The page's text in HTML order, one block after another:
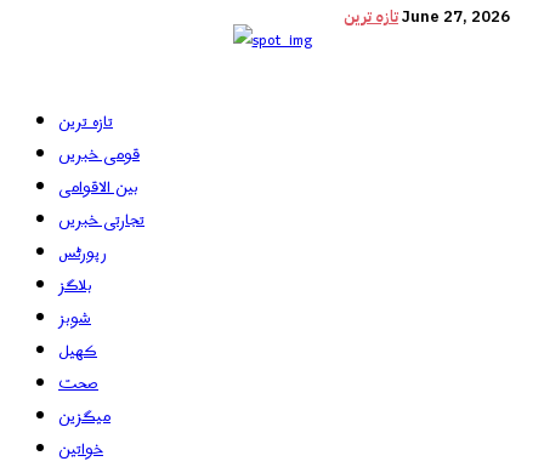
تازہ ترینJune 27, 2026
تازہ ترین
قومی خبریں
بین الاقوامی
تجارتی خبریں
رپورٹس
بلاگز
شوبز
کھیل
صحت
میگزین
خواتین